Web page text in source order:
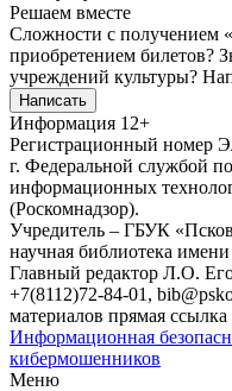
Решаем вместе
Сложности с получением
приобретением билетов?
учреждений культуры?
Написать
Информация 12+
Регистрационный номер
г. Федеральной службой
информационных
(Роскомнадзор).
Учредитель – ГБУК
научная библиотека
Главный редактор Л.О.
+7(8112)72-84-01,
материалов прямая ссылка
Информационная
кибермошенников
Меню